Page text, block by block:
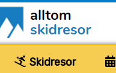
Skidresor